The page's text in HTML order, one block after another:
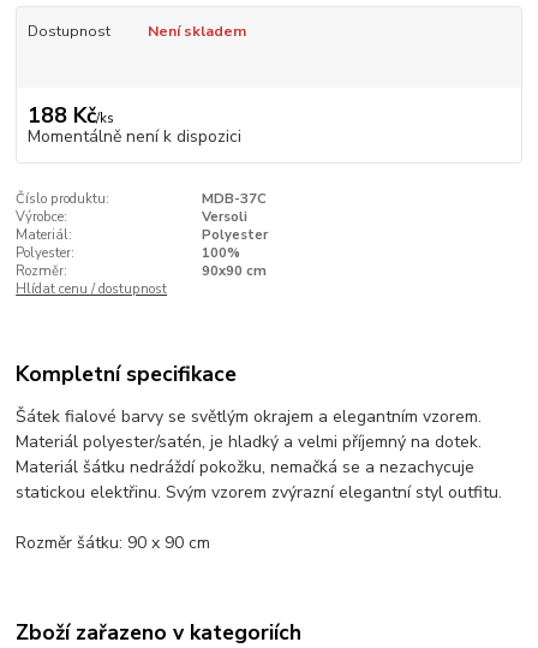
Dostupnost Není skladem
188 Kč/ks
Momentálně není k dispozici
Číslo produktu:
MDB-37C
Výrobce:
Versoli
Materiál:
Polyester
Polyester:
100%
Rozměr:
90x90 cm
Hlídat cenu / dostupnost
Kompletní specifikace
Šátek fialové barvy se světlým okrajem a elegantním vzorem.
Materiál polyester/satén, je hladký a velmi příjemný na dotek.
Materiál šátku nedráždí pokožku, nemačká se a nezachycuje
statickou elektřinu. Svým vzorem zvýrazní elegantní styl outfitu.
Rozměr šátku: 90 x 90 cm
Zboží zařazeno v kategoriích